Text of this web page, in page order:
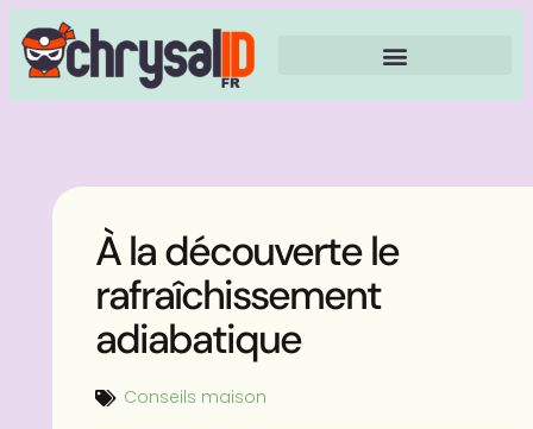
À la découverte le
rafraîchissement
adiabatique
Conseils maison